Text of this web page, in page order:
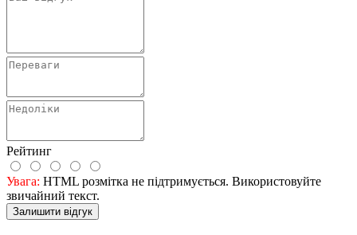
Рейтинг
Увага: HTML розмітка не підтримується. Використовуйте
звичайний текст.
Залишити відгук